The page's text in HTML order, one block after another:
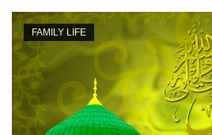
FAMILY LIFE